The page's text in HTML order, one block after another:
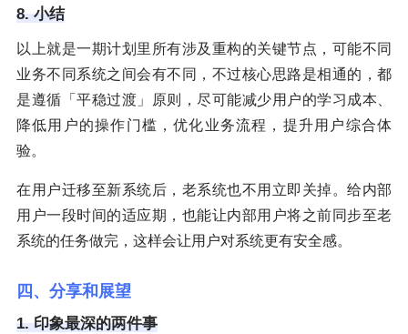
8. 小结
以上就是一期计划里所有涉及重构的关键节点，可能不同
业务不同系统之间会有不同，不过核心思路是相通的，都
是遵循「平稳过渡」原则，尽可能减少用户的学习成本、
降低用户的操作门槛，优化业务流程，提升用户综合体
验。
在用户迁移至新系统后，老系统也不用立即关掉。给内部
用户一段时间的适应期，也能让内部用户将之前同步至老
系统的任务做完，这样会让用户对系统更有安全感。
四、分享和展望
1. 印象最深的两件事